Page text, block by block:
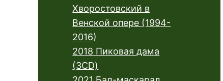
Хворостовский в
Венской опере (1994-
2016)
2018 Пиковая дама
(3CD)